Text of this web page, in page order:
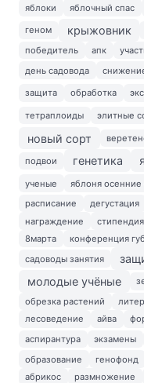
яблоки яблочный спас
геном крыжовник
победитель
апк
день садовода
защита обработка
тетраплоиды элитные
новый сорт
подвои генетика
ученые яблоня осенние
расписание
дегустация
награждение
стипендия
8марта
конференция
садоводы занятия
молодые учёные
обрезка растений
лесоведение
айва
аспирантура
экзамены
образование генофонд
абрикос
размножение